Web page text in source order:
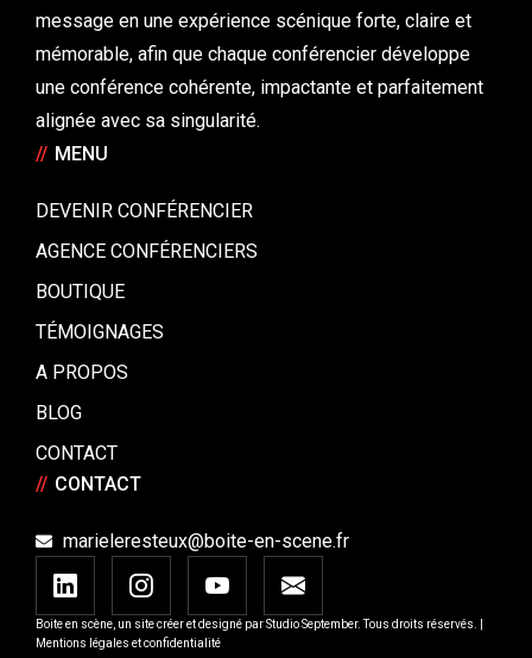
message en une expérience scénique forte, claire et
mémorable, afin que chaque conférencier développe
une conférence cohérente, impactante et parfaitement
alignée avec sa singularité.
// MENU
DEVENIR CONFÉRENCIER
AGENCE CONFÉRENCIERS
BOUTIQUE
TÉMOIGNAGES
A PROPOS
BLOG
CONTACT
// CONTACT
marieleresteux@boite-en-scene.fr
Boite en scène, un site créer et designé parStudio September. Tous droits réservés. |
Mentions légales et confidentialité